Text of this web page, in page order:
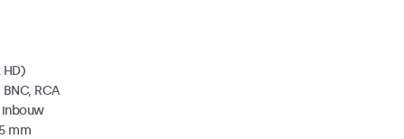
RCA
mm